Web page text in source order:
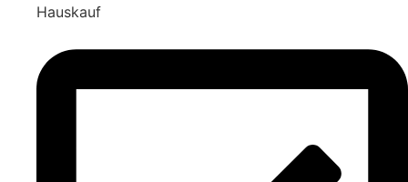
Hauskauf